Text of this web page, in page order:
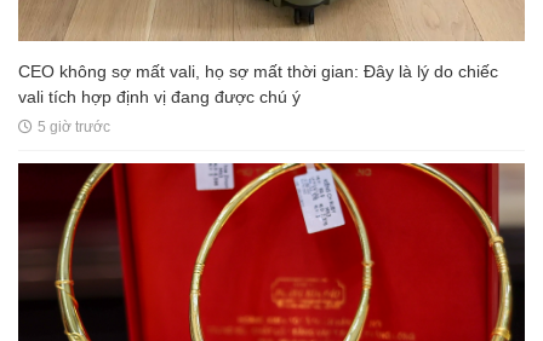
CEO không sợ mất vali, họ sợ mất thời gian: Đây là lý do chiếc
vali tích hợp định vị đang được chú ý
5 giờ trước